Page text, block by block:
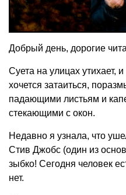
Добрый день, дорогие
Суета на улицах утихает,
хочется затаиться,
падающими листьям и
стекающими с окон.
Недавно я узнала, что
Стив Джобс (один из
зыбко! Сегодня человек
нет.